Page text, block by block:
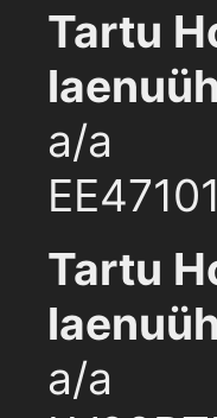
Tartu
a/a
Tartu
a/a